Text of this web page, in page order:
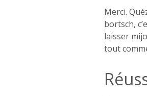
Merci.
bortsch,
laisser
tout